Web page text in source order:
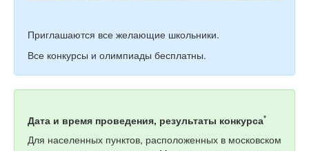
Приглашаются все желающие школьники.
Все конкурсы и олимпиады бесплатны.
Дата и время проведения, результаты конкурса*
Для населенных пунктов, расположенных в московском